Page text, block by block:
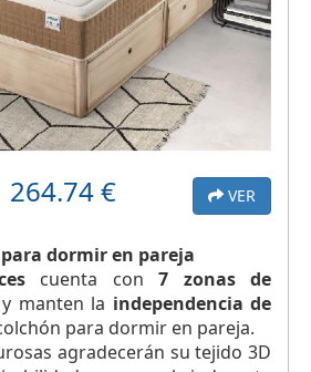
264.74€ VER
dormir en pareja
cuenta con7 zonas de
manten la independencia de
para dormir en pareja.
agradecerán su tejido 3D